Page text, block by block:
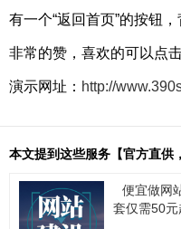
有一个“返回首页”的按钮，
非常的赞，喜欢的可以点
演示网址： http://
本文提到这些服务【官方直供
便宜做网
套仅需50元